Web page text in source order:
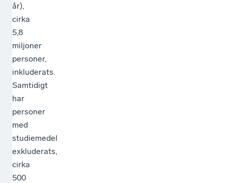
år),
cirka
5,8
miljoner
personer,
inkluderats.
Samtidigt
har
personer
med
studiemedel
exkluderats,
cirka
500